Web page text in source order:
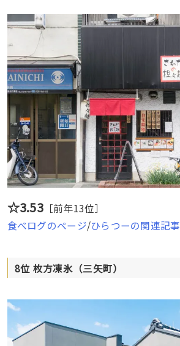
☆3.53 ［前年13位］
食べログのページ/ひらつーの関連記事
8位 枚方凍氷（三矢町）